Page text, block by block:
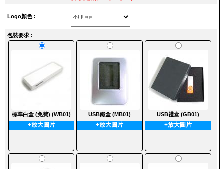
Logo顏色 :
包裝要求 :
標準白盒 (免費) (WB01)
+放大圖片
USB鐵盒 (MB01)
+放大圖片
USB禮盒 (GB01)
+放大圖片